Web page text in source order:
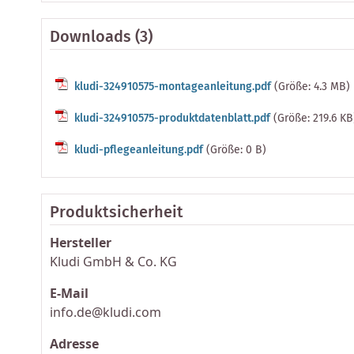
Downloads (3)
kludi-324910575-montageanleitung.pdf(Größe: 4.3 MB)
kludi-324910575-produktdatenblatt.pdf(Größe: 219.6
kludi-pflegeanleitung.pdf(Größe: 0 B)
Produktsicherheit
Hersteller
Kludi GmbH & Co. KG
E-Mail
info.de@kludi.com
Adresse